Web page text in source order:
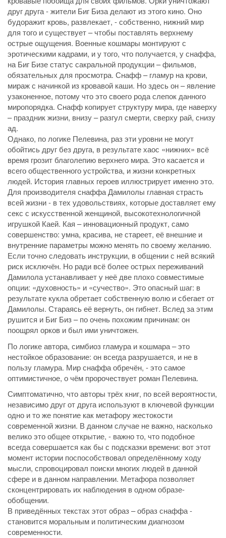
друг друга - жители Биг Биза делают из этого кино. Оно
будоражит кровь, развлекает, - собственно, нижний мир
для того и существует – чтобы поставлять верхнему
острые ощущения. Военные кошмары монтируют с
эротическими кадрами, и у того, что получается, у снаффа,
на Биг Бизе статус сакральной продукции – фильмов,
обязательных для просмотра. Снафф – гламур на крови,
мираж с начинкой из кровавой каши. Но здесь он – явление
узаконенное, потому что это своего рода слепок данного
миропорядка. Снафф копирует структуру мира, где наверху
– праздник жизни, внизу – разгул смерти, сверху рай, снизу
ад.
Однако, по логике Пелевина, раз эти уровни не могут
обойтись друг без друга, в результате хаос «нижних» всё
время грозит благолепию верхнего мира. Это касается и
всего общественного устройства, и жизни конкретных
людей. История главных героев иллюстрирует именно это.
Для производителя снаффа Дамилолы главная страсть
всей жизни - в тех удовольствиях, которые доставляет ему
секс с искусственной женщиной, высокотехнологичной
игрушкой Каей. Кая – инновационный продукт, само
совершенство: умна, красива, не стареет, её внешние и
внутренние параметры можно менять по своему желанию.
Если точно следовать инструкции, в общении с ней всякий
риск исключён. Но ради всё более острых переживаний
Дамилола устанавливает у неё две плохо совместимые
опции: «духовность» и «сучество». Это опасный шаг: в
результате кукла обретает собственную волю и сбегает от
Дамилолы. Стараясь её вернуть, он гибнет. Вслед за этим
рушится и Биг Биз – по очень похожим причинам: он
поощрял орков и был ими уничтожен.
По логике автора, симбиоз гламура и кошмара – это
нестойкое образование: он всегда разрушается, и не в
пользу гламура. Мир снаффа обречён, - это самое
оптимистичное, о чём пророчествует роман Пелевина.
Симптоматично, что авторы трёх книг, по всей вероятности,
независимо друг от друга используют в ключевой функции
одно и то же понятие как метафору жестокости
современной жизни. В данном случае не важно, насколько
велико это общее открытие, - важно то, что подобное
всегда совершается как бы с подсказки времени: вот этот
момент истории поспособствовал определённому ходу
мысли, спровоцировал поиски многих людей в данной
сфере и в данном направлении. Метафора позволяет
сконцентрировать их наблюдения в одном образе-
обобщении.
В приведённых текстах этот образ – образ снаффа -
становится моральным и политическим диагнозом
современности.